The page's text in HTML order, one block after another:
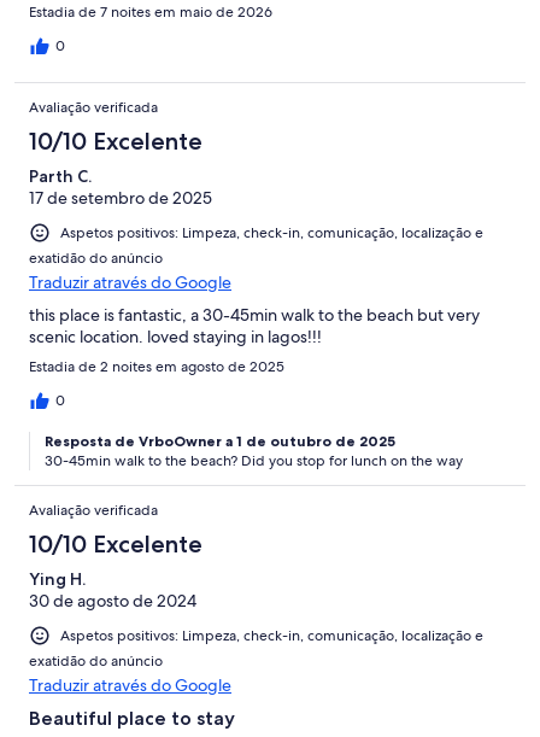
between the houses unlocked so we could visit back & forth
Estadia de 7 noites em maio de 2026
0
Avaliação verificada
10/10 Excelente
Parth C.
17 de setembro de 2025
Aspetos positivos: Limpeza, check-in, comunicação, localização e
exatidão do anúncio
Traduzir através do Google
this place is fantastic, a 30-45min walk to the beach but very
scenic location. loved staying in lagos!!!
Estadia de 2 noites em agosto de 2025
0
Resposta de VrboOwner a 1 de outubro de 2025
30-45min walk to the beach? Did you stop for lunch on the way
Avaliação verificada
10/10 Excelente
Ying H.
30 de agosto de 2024
Aspetos positivos: Limpeza, check-in, comunicação, localização e
exatidão do anúncio
Traduzir através do Google
Beautiful place to stay